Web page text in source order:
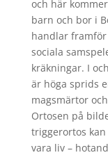
och här
barn och bor i
handlar
sociala
kräkningar. I
är höga sprids
magsmärtor
Ortosen på
triggerortos
vara liv –